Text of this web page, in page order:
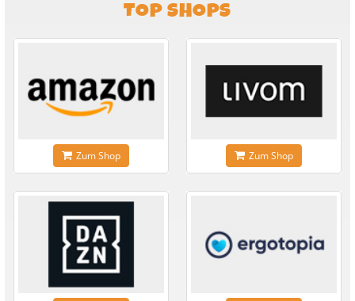
TOP SHOPS
Zum Shop Zum Shop